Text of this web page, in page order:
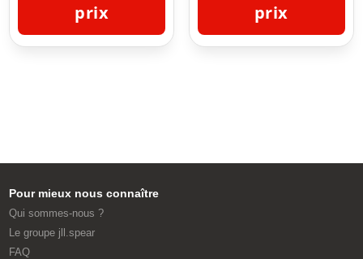
prix
prix
Pour mieux nous connaître
Qui sommes-nous ?
Le groupe jll.spear
FAQ